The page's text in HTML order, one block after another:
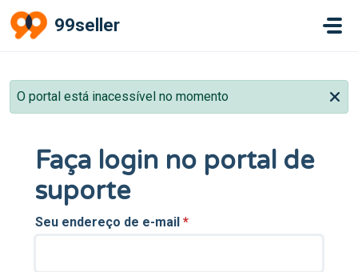
Ir para o conteúdo principal
99seller
O portal está inacessível no momento
Faça login no portal de
suporte
Seu endereço de e-mail *